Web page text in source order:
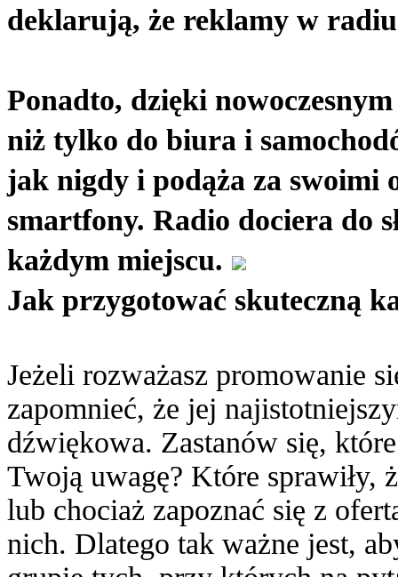
deklarują, że reklamy w
Ponadto, dzięki
niż tylko do biura i
jak nigdy i podąża za swoimi
smartfony. Radio dociera do
każdym miejscu.
Jak przygotować skuteczną
Jeżeli rozważasz promowanie
zapomnieć, że jej
dźwiękowa. Zastanów się,
Twoją uwagę? Które sprawiły,
lub chociaż zapoznać się z
nich. Dlatego tak ważne jest,